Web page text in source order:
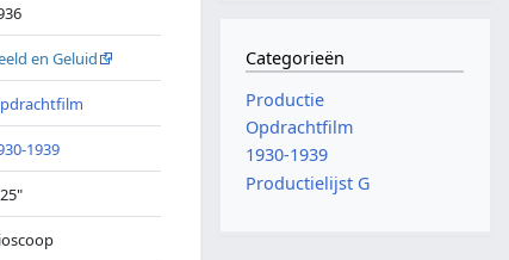
en Geluid
1939
Categorieën
Productie
Opdrachtfilm
1930-1939
Productielijst G